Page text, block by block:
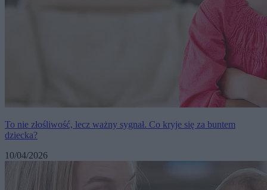
To nie złośliwość, lecz ważny sygnał. Co kryje się za buntem
dziecka?
10/04/2026